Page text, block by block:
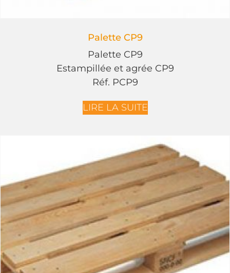
Palette CP9
Palette CP9
Estampillée et agrée CP9
Réf. PCP9
LIRE LA SUITE